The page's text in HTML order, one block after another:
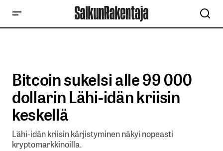
Bitcoin sukelsi alle 99 000
dollarin Lähi-idän kriisin
keskellä
Lähi-idän kriisin kärjistyminen näkyi nopeasti
kryptomarkkinoilla.